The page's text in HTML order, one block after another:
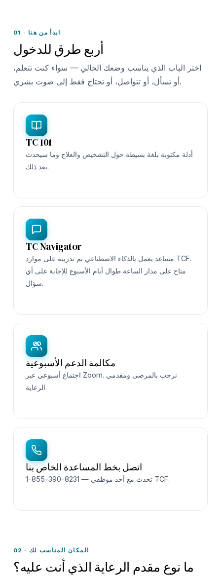
01 · ابدأ من هنا
أربع طرق للدخول
اختر الباب الذي يناسب وضعك الحالي — سواء كنت تتعلم،
أو تسأل، أو تتواصل، أو تحتاج فقط إلى صوت بشري.
TC 101
أدلة مكتوبة بلغة بسيطة حول التشخيص والعلاج وما سيحدث
بعد ذلك.
TC Navigator
مساعد يعمل بالذكاء الاصطناعي تم تدريبه على موارد TCF.
متاح على مدار الساعة طوال أيام الأسبوع للإجابة على أي
سؤال.
مكالمة الدعم الأسبوعية
اجتماع أسبوعي عبر Zoom. نرحب بالمرضى ومقدمي
الرعاية.
اتصل بخط المساعدة الخاص بنا
1-855-390-8231 — تحدث مع أحد موظفي TCF.
02 · المكان المناسب لك
ما نوع مقدم الرعاية الذي أنت عليه؟